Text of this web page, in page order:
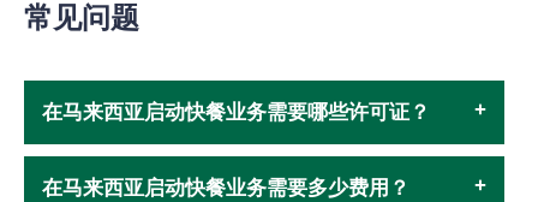
常见问题
在马来西亚启动快餐业务需要哪些许可证？
在马来西亚启动快餐业务需要多少费用？